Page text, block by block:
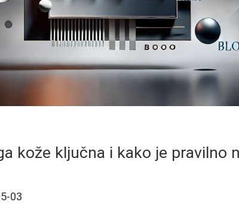
kože ključna i kako je pravilno
03